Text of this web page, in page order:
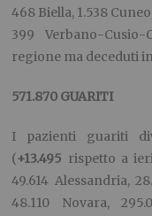
468 Biella, 1.538
399 Verbano-
regione ma deceduti
571.870 GUARITI
I pazienti guariti
(+13.495 rispetto a
49.614 Alessandria,
48.110 Novara,